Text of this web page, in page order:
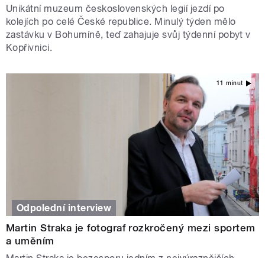
Unikátní muzeum československých legií jezdí po
kolejích po celé České republice. Minulý týden mělo
zastávku v Bohumíně, teď zahajuje svůj týdenní pobyt v
Kopřivnici.
11 minut
Odpolední interview
Martin Straka je fotograf rozkročený mezi sportem
a uměním